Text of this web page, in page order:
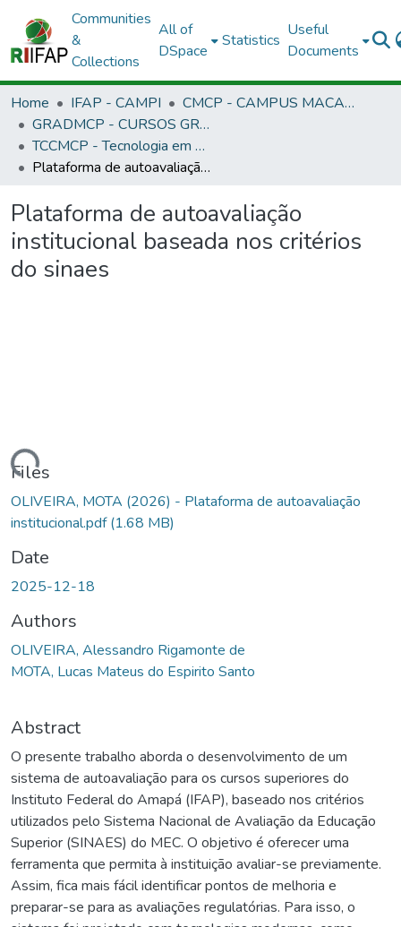
Communities
&
Collections
All of
DSpace
Statistics
Useful
Documents
Home IFAP - CAMPI
CMCP - CAMPUS MACAPÁ
GRADMCP - CURSOS GRADUAÇÃO - CAMPUS MACAPÁ
TCCMCP - Tecnologia em Redes de Computadores
Plataforma de autoavaliação institucional baseada nos critérios do sinaes
Plataforma de autoavaliação
institucional baseada nos critérios
do sinaes
Files
OLIVEIRA, MOTA (2026) - Plataforma de autoavaliação
institucional.pdf(1.68 MB)
Date
2025-12-18
Authors
OLIVEIRA, Alessandro Rigamonte de
MOTA, Lucas Mateus do Espirito Santo
Abstract
O presente trabalho aborda o desenvolvimento de um
sistema de autoavaliação para os cursos superiores do
Instituto Federal do Amapá (IFAP), baseado nos critérios
utilizados pelo Sistema Nacional de Avaliação da Educação
Superior (SINAES) do MEC. O objetivo é oferecer uma
ferramenta que permita à instituição avaliar-se previamente.
Assim, fica mais fácil identificar pontos de melhoria e
preparar-se para as avaliações regulatórias. Para isso, o